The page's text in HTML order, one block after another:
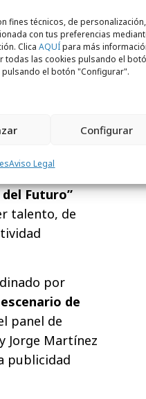
fines técnicos, de personalización,
con tus preferencias
Clica AQUÍpara más
todas las cookies pulsando el
el botón "Configurar".
Configurar
Aviso Legal
el título
de
El miércoles
y Raúl
llevó a cabo
Futuro”
talento, de
por
de
panel de
y Jorge Martínez
publicidad